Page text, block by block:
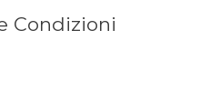
Condizioni